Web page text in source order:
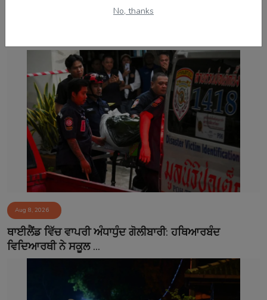
No, thanks
Aug 8, 2026
ਥਾਈਲੈਂਡ ਵਿੱਚ ਵਾਪਰੀ ਅੰਧਾਧੁੰਦ ਗੋਲੀਬਾਰੀ: ਹਥਿਆਰਬੰਦ
ਵਿਦਿਆਰਥੀ ਨੇ ਸਕੂਲ ...